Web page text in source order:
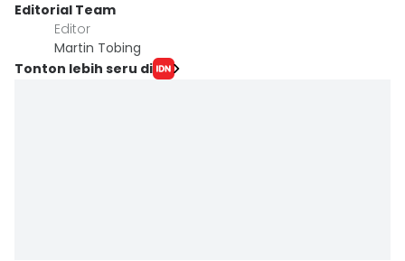
Editorial Team
Editor
Martin Tobing
Tonton lebih seru di